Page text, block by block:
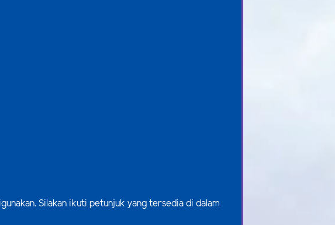
Silakan ikuti petunjuk yang tersedia di dalam